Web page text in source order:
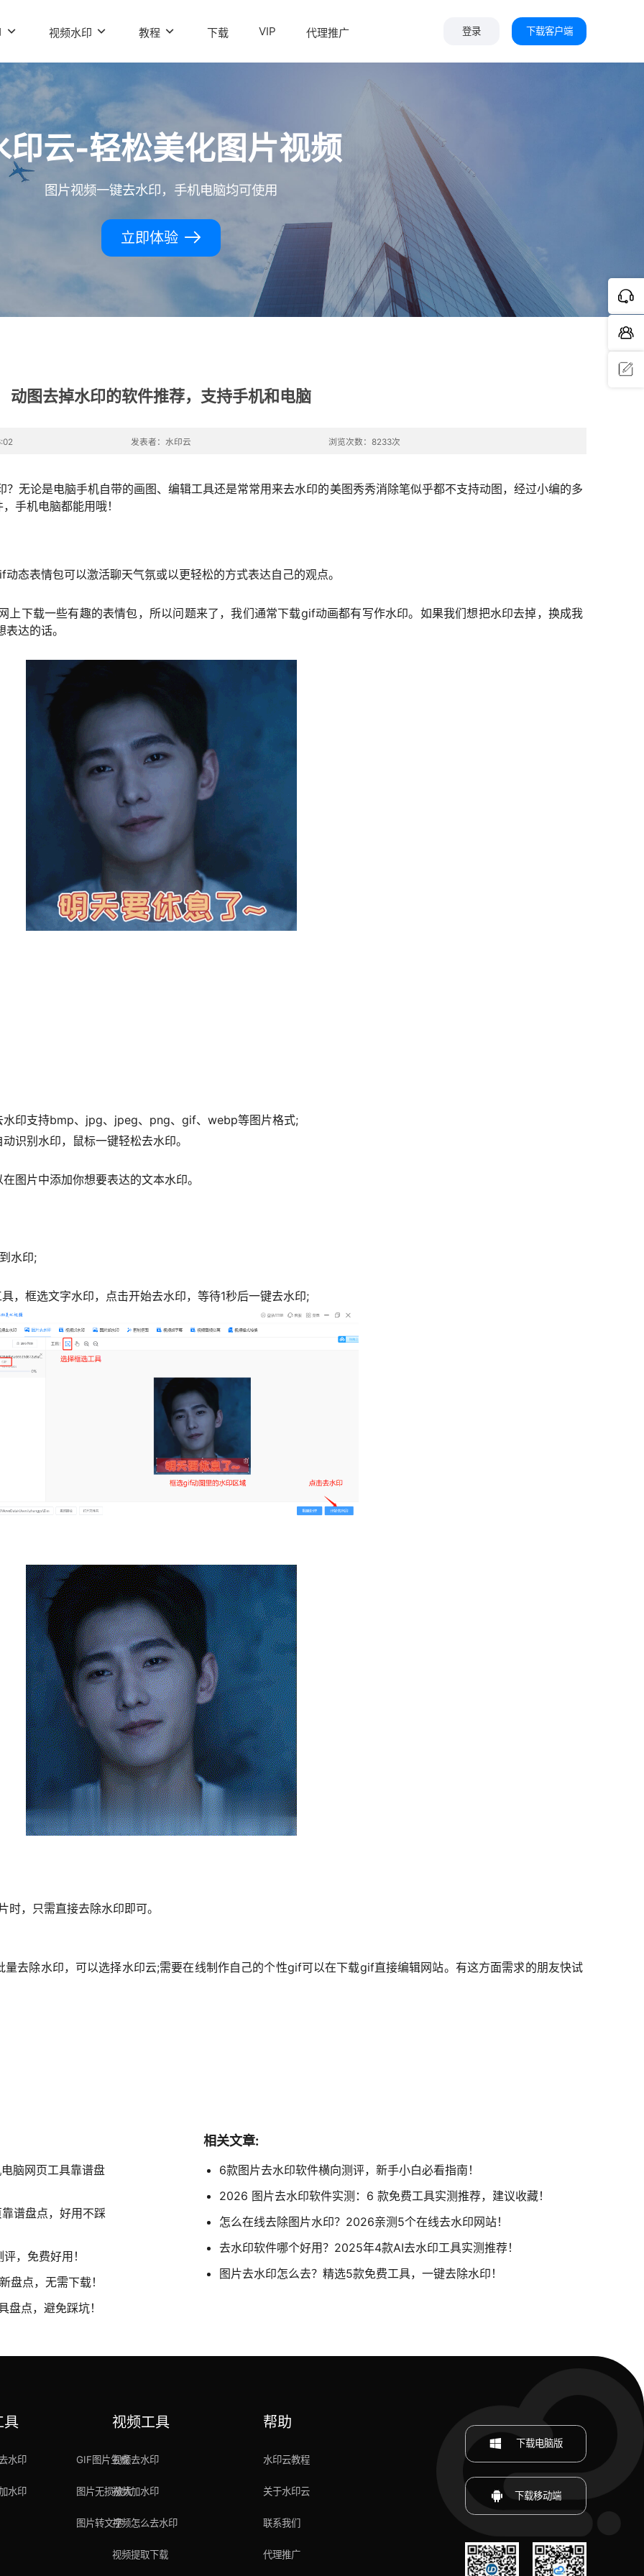
视频水印 教程 下载 VIP 代理推广 登录 下载客户端
印云-轻松美化图片视频
图片视频一键去水印，手机电脑均可使用
立即体验
动图去掉水印的软件推荐，支持手机和电脑
发表者：水印云 浏览次数：8233次
无论是电脑手机自带的画图、编辑工具还是常常用来去水印的美图秀秀消除笔似乎都不支持动图，经过小编的多
手机电脑都能用哦！
态表情包可以激活聊天气氛或以更轻松的方式表达自己的观点。
上下载一些有趣的表情包，所以问题来了，我们通常下载gif动画都有写作水印。如果我们想把水印去掉，换成我
达的话。
水印支持bmp、jpg、jpeg、png、gif、webp等图片格式;
识别水印，鼠标一键轻松去水印。
图片中添加你想要表达的文本水印。
水印;
，框选文字水印，点击开始去水印，等待1秒后一键去水印;
，只需直接去除水印即可。
去除水印，可以选择水印云;需要在线制作自己的个性gif可以在下载gif直接编辑网站。有这方面需求的朋友快试
脑网页工具靠谱盘
谱盘点，好用不踩
，免费好用！
盘点，无需下载！
点，避免踩坑！
相关文章:
6款图片去水印软件横向测评，新手小白必看指南！
2026 图片去水印软件实测：6 款免费工具实测推荐，建议收藏！
怎么在线去除图片水印？2026亲测5个在线去水印网站！
去水印软件哪个好用？2025年4款AI去水印工具实测推荐！
图片去水印怎么去？精选5款免费工具，一键去除水印！
具
水印
水印
GIF图片生成
图片无损放大
图片转文字
视频工具
视频去水印
视频加水印
视频怎么去水印
视频提取下载
帮助
水印云教程
关于水印云
联系我们
代理推广
下载电脑版
下载移动端